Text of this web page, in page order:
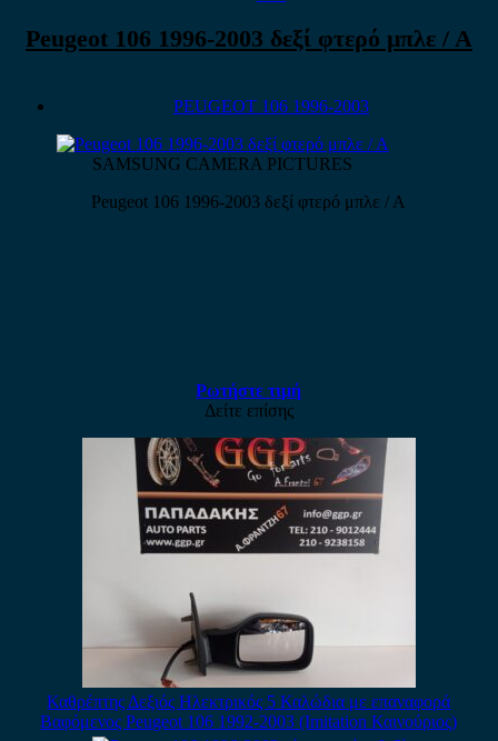
Peugeot 106 1996-2003 δεξί φτερό μπλε / Α
PEUGEOT 106 1996-2003
SAMSUNG CAMERA PICTURES
Peugeot 106 1996-2003 δεξί φτερό μπλε / Α
Ρωτήστε τιμή
Δείτε επίσης
Καθρέπτης Δεξιός Ηλεκτρικός 5 Καλώδια με επαναφορά
Βαφόμενος Peugeot 106 1992-2003 (Imitation Καινούριος)